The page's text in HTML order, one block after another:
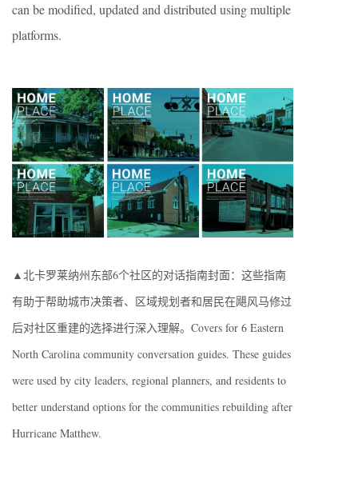
can be modified, updated and distributed using multiple
platforms.
▲北卡罗莱纳州东部6个社区的对话指南封面：这些指南
有助于帮助城市决策者、区域规划者和居民在飓风马修过
后对社区重建的选择进行深入理解。Covers for 6 Eastern
North Carolina community conversation guides. These guides
were used by city leaders, regional planners, and residents to
better understand options for the communities rebuilding after
Hurricane Matthew.